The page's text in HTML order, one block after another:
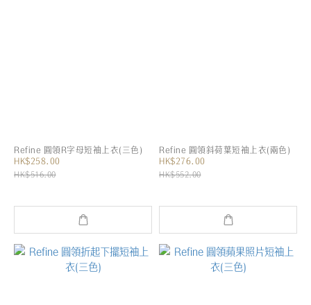
Refine 圓領R字母短袖上衣(三色)
HK$258.00
HK$516.00
Refine 圓領斜荷葉短袖上衣(兩色)
HK$276.00
HK$552.00